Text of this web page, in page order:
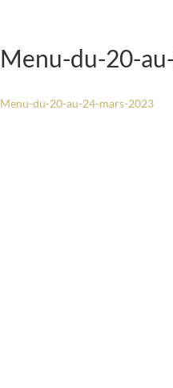
Menu-du-20-
Menu-du-20-au-24-mars-2023